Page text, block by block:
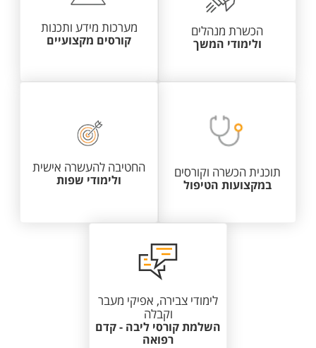
הכשרת מנהלים
ולימודי המשך
מערכות מידע ותכנות
קורסים מקצועיים
תוכנית הכשרה וקורסים
במקצועות הטיפול
החטיבה להעשרה אישית
ולימודי שפות
לימודי צבירה, אפיקי מעבר
וקבלה
השלמת קורסי ליבה - קדם
רפואה